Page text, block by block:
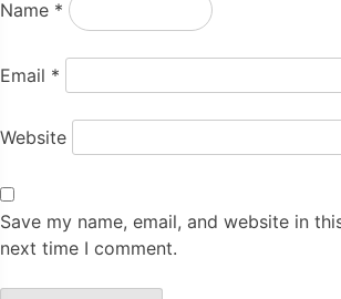
Name *
Email *
Website
Save my name, email, and website in
next time I comment.